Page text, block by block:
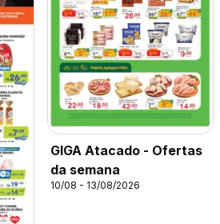
GIGA Atacado - Ofertas
da semana
10/08 - 13/08/2026